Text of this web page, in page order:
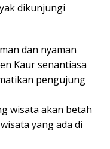
dikunjungi
dan nyaman
Kaur senantiasa
pengujung
wisata akan betah
yang ada di